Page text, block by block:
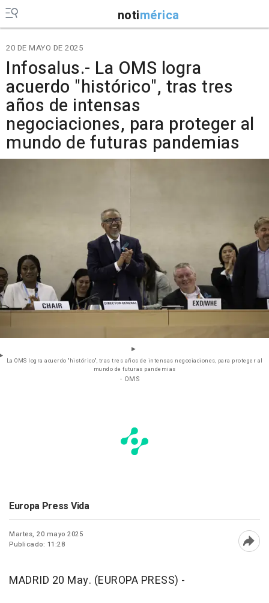
notimérica
20 DE MAYO DE 2025
Infosalus.- La OMS logra
acuerdo "histórico", tras tres
años de intensas
negociaciones, para proteger al
mundo de futuras pandemias
La OMS logra acuerdo "histórico", tras tres años de intensas negociaciones, para proteger al
mundo de futuras pandemias
- OMS
Europa Press Vida
Martes, 20 mayo 2025
Publicado: 11:28
MADRID 20 May. (EUROPA PRESS) -